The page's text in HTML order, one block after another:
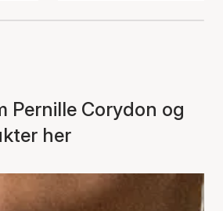
Pernille Corydon og
her